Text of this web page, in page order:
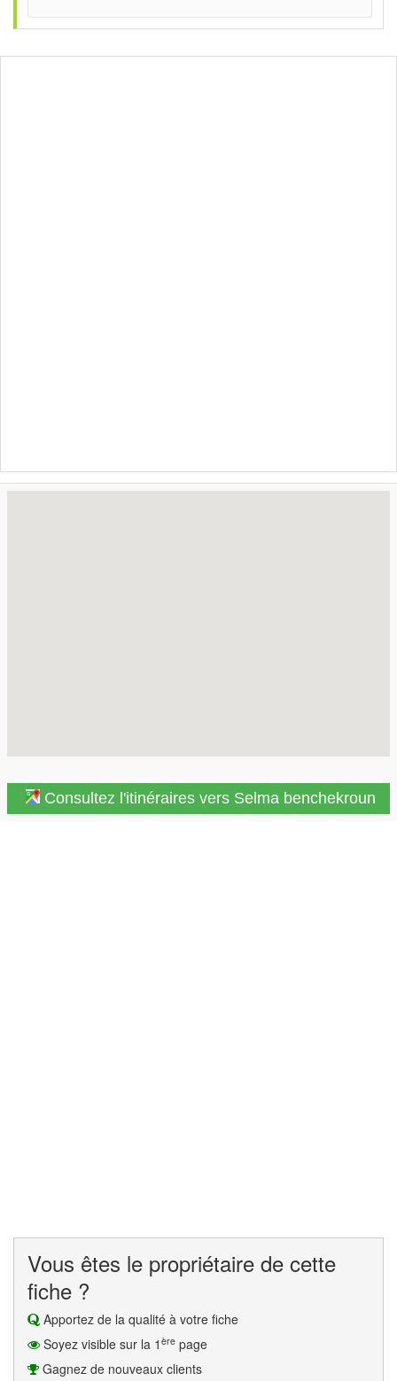
Consultez l'itinéraires vers Selma benchekroun
Vous êtes le propriétaire de cette
fiche ?
Apportez de la qualité à votre fiche
Soyez visible sur la 1 ère page
Gagnez de nouveaux clients